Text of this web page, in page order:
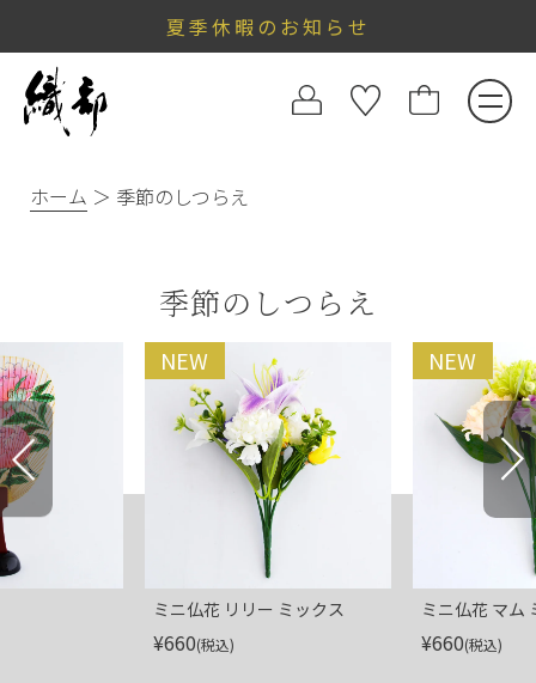
夏季休暇のお知らせ
ホーム 季節のしつらえ
季節のしつらえ
ミニ仏花 リリー ミックス
¥660(税込)
ミニ仏花 マム
¥660(税込)